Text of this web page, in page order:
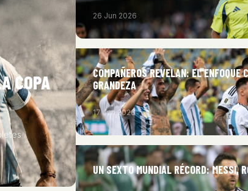
COPA
26 Jun 2026
COMPAÑEROS REVELAN: EL
GRANDEZA
17 Jun 2026
UN SEXTO MUNDIAL RÉCORD: MESSI,